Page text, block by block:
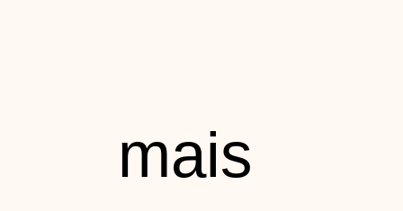
mais